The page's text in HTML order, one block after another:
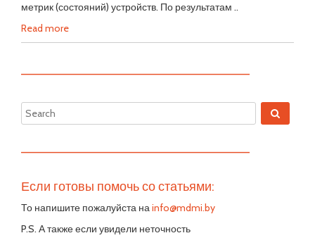
метрик (состояний) устройств. По результатам ..
Read more
—————————————————————————
—————————————————————————
Если готовы помочь со статьями:
То напишите пожалуйста наinfo@mdmi.by
P.S. А также если увидели неточность